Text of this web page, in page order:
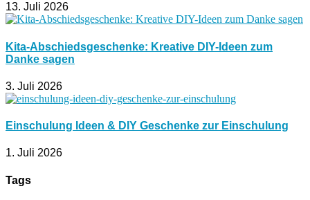
13. Juli 2026
Kita-Abschiedsgeschenke: Kreative DIY-Ideen zum
Danke sagen
3. Juli 2026
Einschulung Ideen & DIY Geschenke zur Einschulung
1. Juli 2026
Tags